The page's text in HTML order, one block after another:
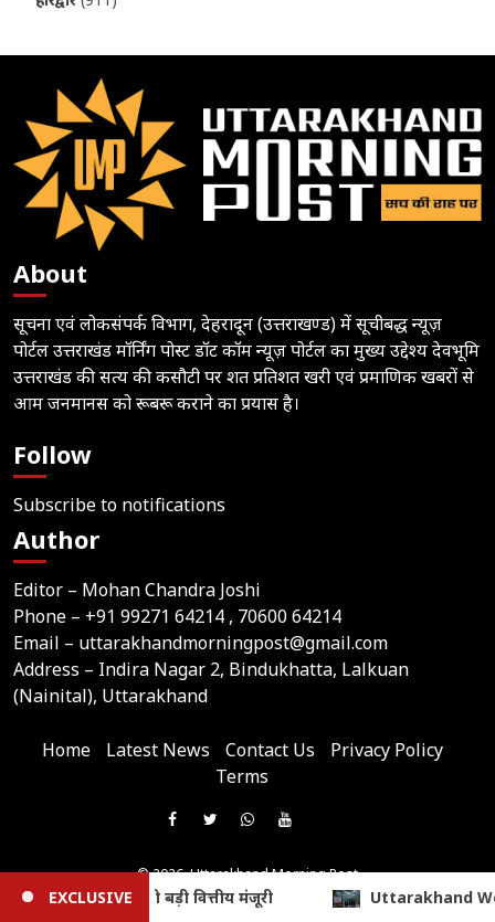
About
सूचना एवं लोकसंपर्क विभाग, देहरादून (उत्तराखण्ड) में सूचीबद्ध न्यूज़
पोर्टल उत्तराखंड मॉर्निंग पोस्ट डॉट कॉम न्यूज़ पोर्टल का मुख्य उद्देश्य देवभूमि
उत्तराखंड की सत्य की कसौटी पर शत प्रतिशत खरी एवं प्रमाणिक खबरों से
आम जनमानस को रूबरू कराने का प्रयास है।
Follow
Subscribe to notifications
Author
Editor – Mohan Chandra Joshi
Phone – +91 99271 64214 , 70600 64214
Email – uttarakhandmorningpost@gmail.com
Address – Indira Nagar 2, Bindukhatta, Lalkuan
(Nainital), Uttarakhand
Home Latest News Contact Us
Privacy Policy
Terms
Like
Facebook
Follow
Twitter
Join
Group
Subscribe
Channel
on
Telegram
© 2026,Uttarakhand Morning Post
Website Developed & Maintained by Webtik Media
All content and news on this website are published solely by the website owner. Webtik Media
assumes no responsibility for its content.
EXCLUSIVE
Uttarakhand Weather News: कल भी बरसेंगे बादल, येलो अलर्ट;